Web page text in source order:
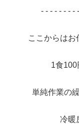
- - - - - - - -
ここからはお
1食100
単純作業の
冷暖